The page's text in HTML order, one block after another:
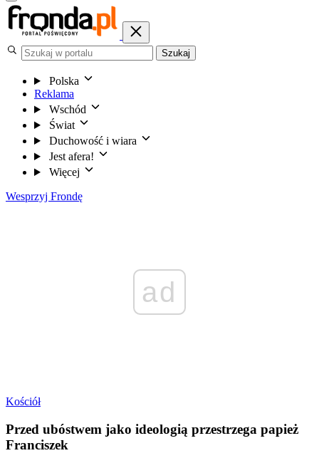
Szukaj
Polska
Reklama
Wschód
Świat
Duchowość i wiara
Jest afera!
Więcej
Wesprzyj Frondę
ad
Kościół
Przed ubóstwem jako ideologią przestrzega papież
Franciszek